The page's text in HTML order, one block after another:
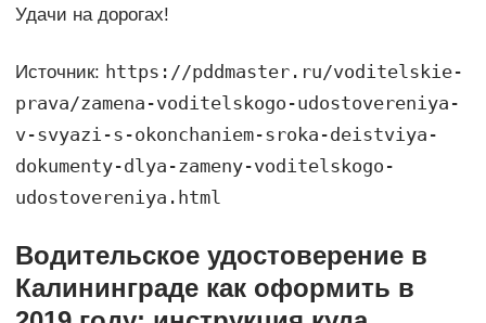
Удачи на дорогах!
Источник: https://pddmaster.ru/voditelskie-
prava/zamena-voditelskogo-udostovereniya-
v-svyazi-s-okonchaniem-sroka-deistviya-
dokumenty-dlya-zameny-voditelskogo-
udostovereniya.html
Водительское удостоверение в
Калининграде как оформить в